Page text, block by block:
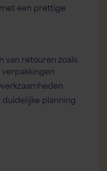
een prettige
van retouren zoals
verpakkingen
planning